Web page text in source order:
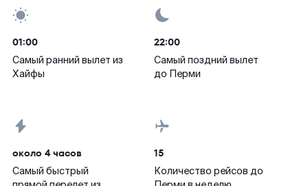
01:00
Самый ранний вылет из
Хайфы
22:00
Самый поздний вылет
до Перми
около 4 часов
Самый быстрый
15
Количество рейсов до